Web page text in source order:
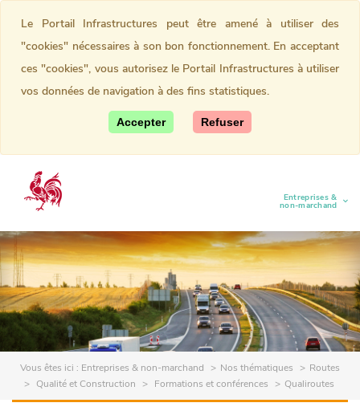
Entreprises &
non-marchand
(current)
Vous êtes ici : Entreprises & non-marchand Nos thématiques
Routes
Qualité et Construction
Formations et conférences Qualiroutes
Le Portail Infrastructures peut être amené à utiliser des
"cookies" nécessaires à son bon fonctionnement. En acceptant
ces "cookies", vous autorisez le Portail Infrastructures à utiliser
vos données de navigation à des fins statistiques.
Accepter Refuser